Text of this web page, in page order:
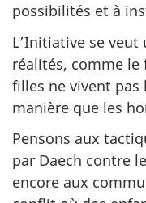
possibilités et à
L’Initiative se veut
réalités, comme le
filles ne vivent
manière que les
Pensons aux
par Daech contre
encore aux